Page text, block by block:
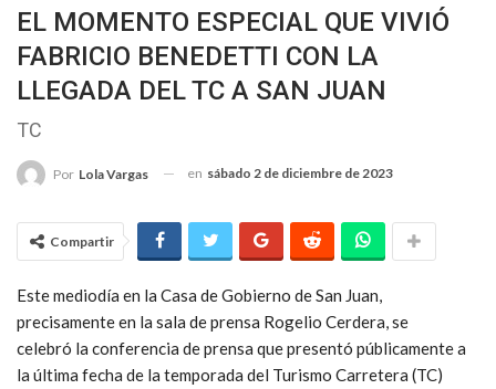
EL MOMENTO ESPECIAL QUE VIVIÓ
FABRICIO BENEDETTI CON LA
LLEGADA DEL TC A SAN JUAN
TC
Por Lola Vargas en sábado 2 de diciembre de 2023
Compartir
Este mediodía en la Casa de Gobierno de San Juan,
precisamente en la sala de prensa Rogelio Cerdera, se
celebró la conferencia de prensa que presentó públicamente a
la última fecha de la temporada del Turismo Carretera (TC)